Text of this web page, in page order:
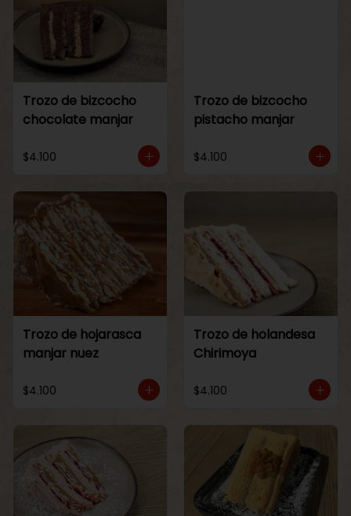
Trozo de bizcocho
chocolate manjar
$4.100
Trozo de bizcocho
pistacho manjar
$4.100
Trozo de hojarasca
manjar nuez
$4.100
Trozo de holandesa
Chirimoya
$4.100